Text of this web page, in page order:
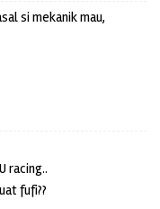
si mekanik mau,
racing..
fufi??